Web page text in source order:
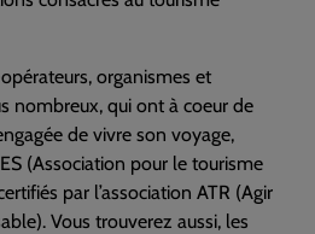
organismes et
nombreux, qui ont à coeur de
de vivre son voyage,
(Association pour le tourisme
par l’association ATR (Agir
Vous trouverez aussi, les